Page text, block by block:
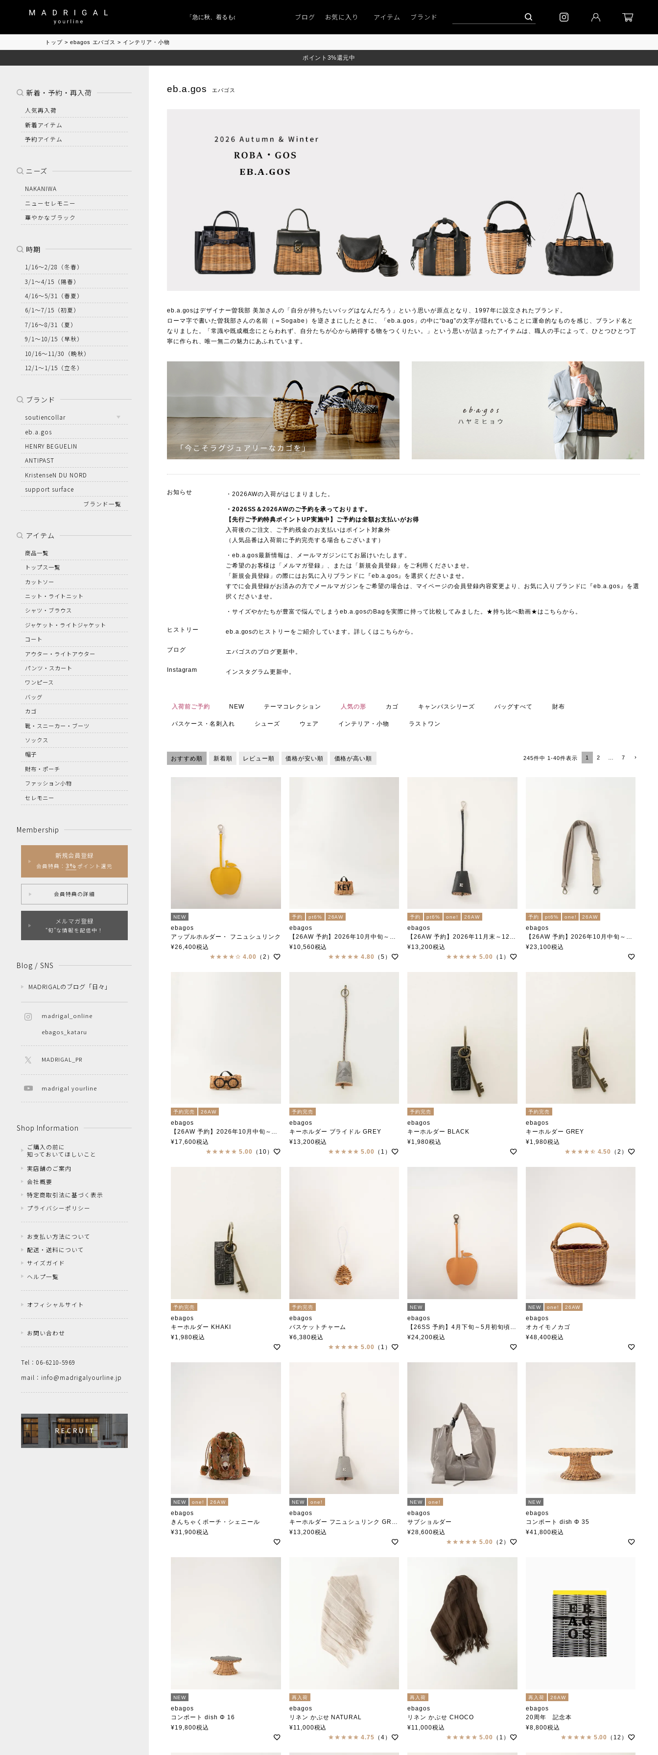
「急に秋、着るものがない」 「キレイなニット」 ポイント9％「マンスリーポイントキャンペーン」 予約│「エッグジャケット GREY」
ブログ お気に入り アイテム ブランド
トップ ebagos エバゴス インテリア・小物
ポイント3%還元中
eb.a.gos エバゴス
eb.a.gosはデザイナー曽我部 美加さんの「自分が持ちたいバッグはなんだろう」という思いが原点となり、1997年に設立されたブランド。
ローマ字で書いた曽我部さんの名前（＝Sogabe）を逆さまにしたときに、「eb.a.gos」の中に“bag”の文字が隠れていることに運命的なものを感じ、ブランド名と
なりました。「常識や既成概念にとらわれず、自分たちが心から納得する物をつくりたい。」という思いが詰まったアイテムは、職人の手によって、ひとつひとつ丁
寧に作られ、唯一無二の魅力にあふれています。
お知らせ ・2026AWの入荷がはじまりました。
・2026SS＆2026AWのご予約を承っております。
【先行ご予約特典ポイントUP実施中】ご予約は全額お支払いがお得
入荷後のご注文、ご予約残金のお支払いはポイント対象外
（人気品番は入荷前に予約完売する場合もございます）
・eb.a.gos最新情報は、メールマガジンにてお届けいたします。
ご希望のお客様は「 メルマガ登録 」、または「新規会員登録 」をご利用くださいませ。
「新規会員登録」の際にはお気に入りブランドに『eb.a.gos』を選択くださいませ。
すでに会員登録がお済みの方でメールマガジンをご希望の場合は、マイページの会員登録内容変更より、お気に入りブランドに『eb.a.gos』を選
択くださいませ。
・サイズやかたちが豊富で悩んでしまうeb.a.gosのBagを実際に持って比較してみました。★持ち比べ動画★は こちらから。
ヒストリー eb.a.gosのヒストリーをご紹介しています。詳しくは こちらから。
ブログ エバゴスのブログ更新中。
Instagram インスタグラム更新中。
入荷前ご予約 NEW テーマコレクション 人気の形 カゴ キャンバスシリーズ バッグすべて 財布
パスケース・名刺入れ シューズ ウェア インテリア・小物 ラストワン
おすすめ順 新着順 レビュー順 価格が安い順 価格が高い順 245件中 1-40件表示 1 2 7
NEW
ebagos
アップルホルダー・ フニュシュリンク
エバゴス
¥26,400税込
4.00 （2）
予約 pt6% 26AW
ebagos
【26AW 予約】2026年10月中旬～下旬頃入荷予定
FOR ROOM バスケット key BLACK
¥10,560税込
4.80 （5）
予約 pt6% one! 26AW
ebagos
【26AW 予約】2026年11月末～12月中旬頃入荷予定
キーホルダー フニュシュリンク BLACK
¥13,200税込
5.00 （1）
予約 pt6% one! 26AW
ebagos
【26AW 予約】2026年10月中旬～下旬頃入荷予定
ソフトショルダーベルト フニュ・シュリンク SAND
¥23,100税込
予約完売 26AW
ebagos
【26AW 予約】2026年10月中旬～下旬頃入荷予定
FOR ROOM バスケット Glasses BLACK
¥17,600税込
5.00 （10）
予約完売
ebagos
キーホルダー ブライドル GREY
エバゴス
¥13,200税込
5.00 （1）
予約完売
ebagos
キーホルダー BLACK
エバゴス
¥1,980税込
予約完売
ebagos
キーホルダー GREY
エバゴス
¥1,980税込
4.50 （2）
予約完売
ebagos
キーホルダー KHAKI
エバゴス
¥1,980税込
予約完売
ebagos
バスケットチャーム
エバゴス
¥6,380税込
5.00 （1）
NEW
ebagos
【26SS 予約】4月下旬～5月初旬頃入荷予定
アップルホルダー ベルトレザー
¥24,200税込
NEW one! 26AW
ebagos
オカイモノカゴ
エバゴス
¥48,400税込
NEW one! 26AW
ebagos
きんちゃくポーチ・シェニール
エバゴス
¥31,900税込
NEW one!
ebagos
キーホルダー フニュシュリンク GREY
エバゴス
¥13,200税込
NEW one!
ebagos
サブショルダー
エバゴス
¥28,600税込
5.00 （2）
NEW
ebagos
コンポート dish Φ 35
エバゴス
¥41,800税込
NEW
ebagos
コンポート dish Φ 16
エバゴス
¥19,800税込
再入荷
ebagos
リネン かぶせ NATURAL
エバゴス
¥11,000税込
4.75 （4）
再入荷
ebagos
リネン かぶせ CHOCO
エバゴス
¥11,000税込
5.00 （1）
再入荷 26AW
ebagos
20周年 記念本
エバゴス
¥8,800税込
5.00 （12）
新着・予約・再入荷
人気再入荷
新着アイテム
予約アイテム
ニーズ
NAKANIWA
ニューセレモニー
華やかなブラック
時期
1/16～2/28 （冬春）
3/1～4/15 （陽春）
4/16～5/31
（春夏）
6/1～7/15 （初夏）
7/16～8/31
（夏）
9/1～10/15 （早秋）
10/16～11/30 （晩秋）
12/1～1/15 （立冬）
ブランド
soutiencollar
eb.a.gos
HENRY BEGUELIN
ANTIPAST
KristenseN DU NORD
support surface
ブランド一覧
アイテム
商品一覧
トップス一覧
カットソー
ニット・ライトニット
シャツ・ブラウス
ジャケット・ライトジャケット
コート
アウター・ライトアウター
パンツ・スカート
ワンピース
バッグ
カゴ
靴・スニーカー・ブーツ
ソックス
帽子
財布・ポーチ
ファッション小物
セレモニー
Membership
新規会員登録
会員特典： 3% ポイント還元
会員特典の詳細
メルマガ登録
“旬”な情報を配信中！
Blog / SNS
MADRIGALのブログ「日々」
madrigal_online
ebagos_kataru
MADRIGAL_PR
madrigal yourline
Shop Information
ご購入の前に
知っておいてほしいこと
実店舗のご案内
会社概要
特定商取引法に基づく表示
プライバシーポリシー
お支払い方法について
配送・送料について
サイズガイド
ヘルプ一覧
オフィシャルサイト
お問い合わせ
Tel：06-6210-5969
mail：info@madrigalyourline.jp